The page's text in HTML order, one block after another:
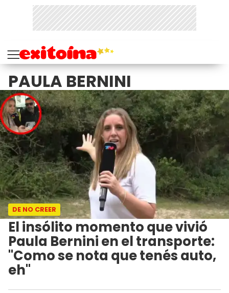
PAULA BERNINI
DE NO CREER
El insólito momento que vivió
Paula Bernini en el transporte:
"Como se nota que tenés auto,
eh"